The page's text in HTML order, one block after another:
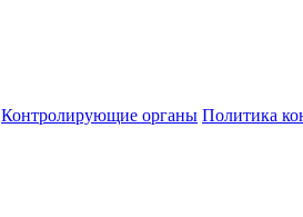
Контролирующие органы Политика